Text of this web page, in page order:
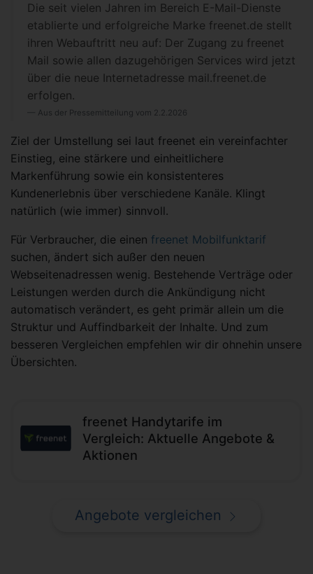
Die seit vielen Jahren im Bereich E-Mail-Dienste
etablierte und erfolgreiche Marke freenet.de stellt
ihren Webauftritt neu auf: Der Zugang zu freenet
Mail sowie allen dazugehörigen Services wird jetzt
über die neue Internetadresse mail.freenet.de
erfolgen.
Aus der Pressemitteilung vom 2.2.2026
Ziel der Umstellung sei laut freenet ein vereinfachter
Einstieg, eine stärkere und einheitlichere
Markenführung sowie ein konsistenteres
Kundenerlebnis über verschiedene Kanäle. Klingt
natürlich (wie immer) sinnvoll.
Für Verbraucher, die einen freenet Mobilfunktarif
suchen, ändert sich außer den neuen
Webseitenadressen wenig. Bestehende Verträge oder
Leistungen werden durch die Ankündigung nicht
automatisch verändert, es geht primär allein um die
Struktur und Auffindbarkeit der Inhalte. Und zum
besseren Vergleichen empfehlen wir dir ohnehin unsere
Übersichten.
freenet Handytarife im
Vergleich: Aktuelle Angebote &
Aktionen
Angebote vergleichen